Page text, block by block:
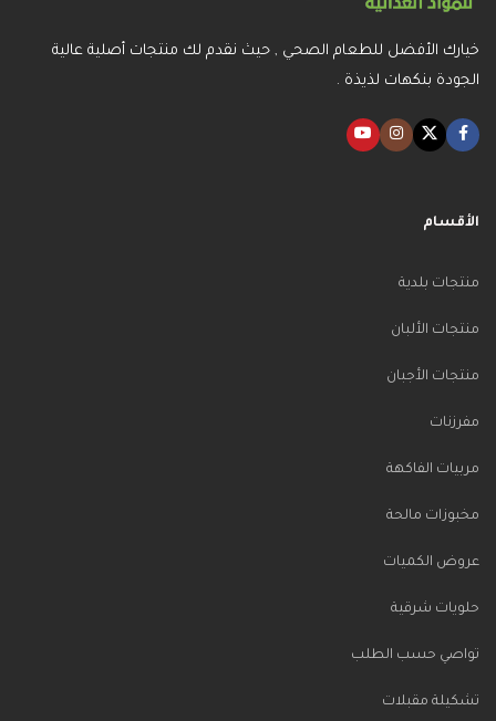
خيارك الأفضل للطعام الصحي , حيث نقدم لك منتجات أصلية عالية
الجودة بنكهات لذيذة .
الأقسام
منتجات بلدية
منتجات الألبان
منتجات الأجبان
مفرزنات
مربيات الفاكهة
مخبوزات مالحة
عروض الكميات
حلويات شرقية
تواصي حسب الطلب
تشكيلة مقبلات